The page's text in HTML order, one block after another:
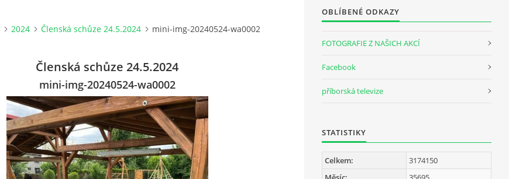
2024 Členská schůze 24.5.2024 mini-img-20240524-wa0002
Členská schůze 24.5.2024
mini-img-20240524-wa0002
OBLÍBENÉ ODKAZY
FOTOGRAFIE Z NAŠICH AKCÍ
Facebook
příborská televize
STATISTIKY
Celkem:
3174150